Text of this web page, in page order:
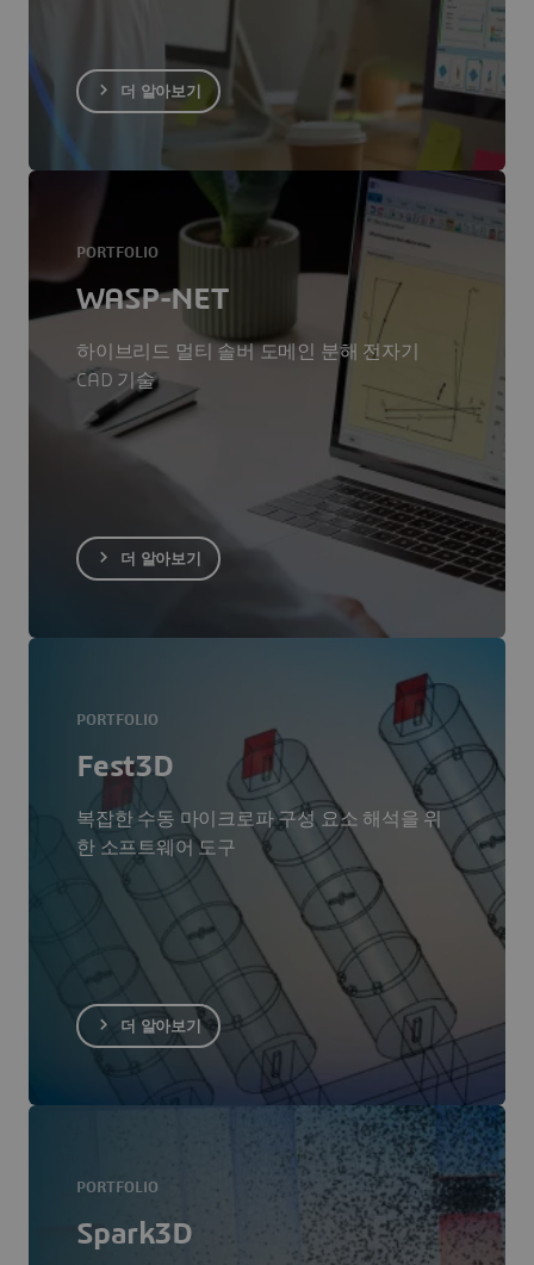
더 알아보기
PORTFOLIO
WASP-NET
하이브리드 멀티 솔버 도메인 분해 전자기
CAD 기술
더 알아보기
PORTFOLIO
Fest3D
복잡한 수동 마이크로파 구성 요소 해석을 위
한 소프트웨어 도구
더 알아보기
PORTFOLIO
Spark3D